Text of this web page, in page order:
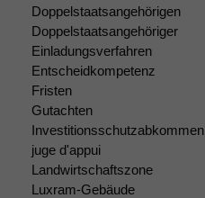
Doppelstaatsangehörigen
Doppelstaatsangehöriger
Einladungsverfahren
Entscheidkompetenz
Fristen
Gutachten
Investitionsschutzabkommen
juge d'appui
Landwirtschaftszone
Luxram-Gebäude